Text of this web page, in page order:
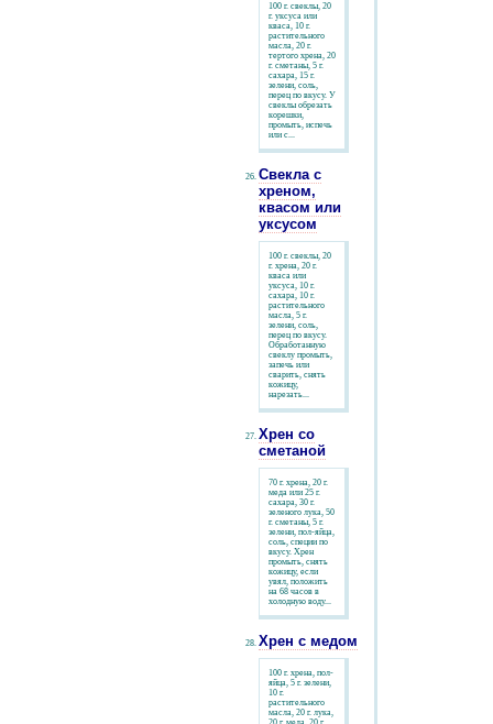
100 г. свеклы, 20
г. уксуса или
кваса, 10 г.
растительного
масла, 20 г.
тертого хрена, 20
г. сметаны, 5 г.
сахара, 15 г.
зелени, соль,
перец по вкусу. У
свеклы обрезать
корешки,
промыть, испечь
или с...
Свекла с
хреном,
квасом или
уксусом
100 г. свеклы, 20
г. хрена, 20 г.
кваса или
уксуса, 10 г.
сахара, 10 г.
растительного
масла, 5 г.
зелени, соль,
перец по вкусу.
Обработанную
свеклу промыть,
запечь или
сварить, снять
кожицу,
нарезать...
Хрен со
сметаной
70 г. хрена, 20 г.
меда или 25 г.
сахара, 30 г.
зеленого лука, 50
г. сметаны, 5 г.
зелени, пол-яйца,
соль, специи по
вкусу. Хрен
промыть, снять
кожицу, если
увял, положить
на 68 часов в
холодную воду...
Хрен с медом
100 г. хрена, пол-
яйца, 5 г. зелени,
10 г.
растительного
масла, 20 г. лука,